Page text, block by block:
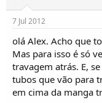
7 Jul 2012
olá Alex. Acho que
Mas para isso é só
travagem atrás. E,
tubos que vão para
em cima da manga